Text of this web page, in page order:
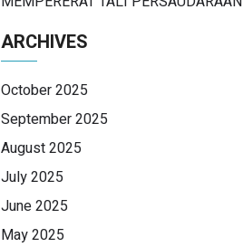
ARCHIVES
October 2025
September 2025
August 2025
July 2025
June 2025
May 2025